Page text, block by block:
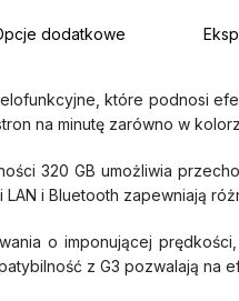
dodatkowe
które podnosi
na minutę zarówno w
320 GB umożliwia
i Bluetooth zapewniają
o imponującej
z G3 pozwalają na